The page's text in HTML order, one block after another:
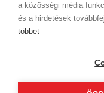
a közösségi média
és a hirdetések
többet